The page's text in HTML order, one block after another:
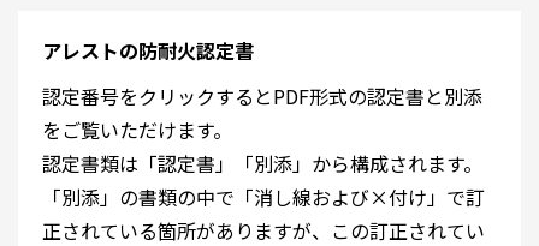
アレストの防耐火認定書
認定番号をクリックするとPDF形式の認定書と別添
をご覧いただけます。
認定書類は「認定書」「別添」から構成されます。
「別添」の書類の中で「消し線および×付け」で訂
正されている箇所がありますが、この訂正されてい